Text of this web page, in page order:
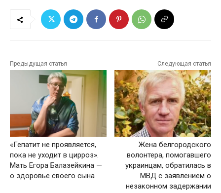
Предыдущая статья
«Гепатит не проявляется,
пока не уходит в цирроз».
Мать Егора Балазейкина —
о здоровье своего сына
Следующая статья
Жена белгородского
волонтера, помогавшего
украинцам, обратилась в
МВД с заявлением о
незаконном задержании